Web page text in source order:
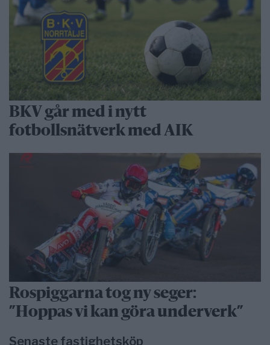
BKV går med i nytt
fotbollsnätverk med AIK
Rospiggarna tog ny seger:
”Hoppas vi kan göra underverk”
Senaste fastighetsköp